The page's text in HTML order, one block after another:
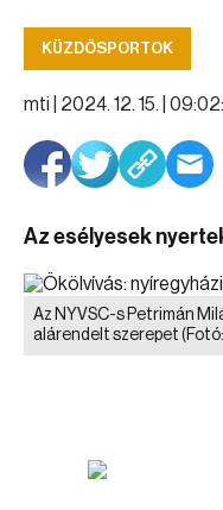
KÜZDŐSPORTOK
mti | 2024. 12. 15. |
Az esélyesek
Az NYVSC-s Petrimán
alárendelt szerepet